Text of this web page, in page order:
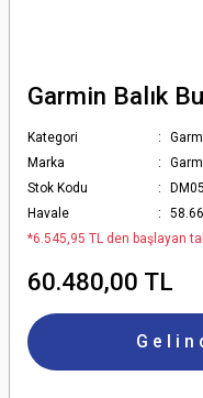
Garmin Balık
Kategori
Marka
Stok Kodu
Havale
*6.545,95 TL den başlayan
60.480,00 TL